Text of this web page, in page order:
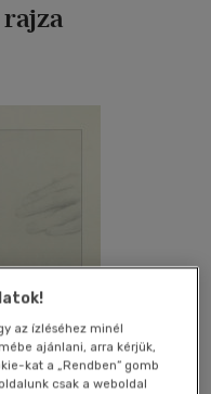
rajza
Megosztom
az ízléséhez minél
ajánlani, arra kérjük,
kat a „Rendben” gomb
csak a weboldal